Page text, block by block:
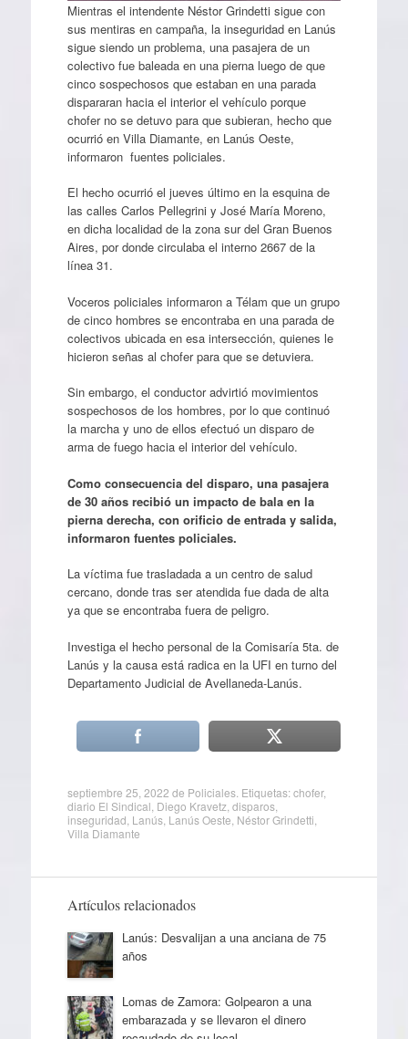
Mientras el intendente Néstor Grindetti sigue con
sus mentiras en campaña, la inseguridad en Lanús
sigue siendo un problema, una pasajera de un
colectivo fue baleada en una pierna luego de que
cinco sospechosos que estaban en una parada
dispararan hacia el interior el vehículo porque
chofer no se detuvo para que subieran, hecho que
ocurrió en Villa Diamante, en Lanús Oeste,
informaron fuentes policiales.
El hecho ocurrió el jueves último en la esquina de
las calles Carlos Pellegrini y José María Moreno,
en dicha localidad de la zona sur del Gran Buenos
Aires, por donde circulaba el interno 2667 de la
línea 31.
Voceros policiales informaron a Télam que un grupo
de cinco hombres se encontraba en una parada de
colectivos ubicada en esa intersección, quienes le
hicieron señas al chofer para que se detuviera.
Sin embargo, el conductor advirtió movimientos
sospechosos de los hombres, por lo que continuó
la marcha y uno de ellos efectuó un disparo de
arma de fuego hacia el interior del vehículo.
Como consecuencia del disparo, una pasajera
de 30 años recibió un impacto de bala en la
pierna derecha, con orificio de entrada y salida,
informaron fuentes policiales.
La víctima fue trasladada a un centro de salud
cercano, donde tras ser atendida fue dada de alta
ya que se encontraba fuera de peligro.
Investiga el hecho personal de la Comisaría 5ta. de
Lanús y la causa está radica en la UFI en turno del
Departamento Judicial de Avellaneda-Lanús.
septiembre 25, 2022 de Policiales. Etiquetas:chofer,
diario El Sindical Diego Kravetz, disparos,
inseguridad Lanús, Lanús Oeste Néstor Grindetti
Villa Diamante
Artículos relacionados
Lanús: Desvalijan a una anciana de 75
años
Lomas de Zamora: Golpearon a una
embarazada y se llevaron el dinero